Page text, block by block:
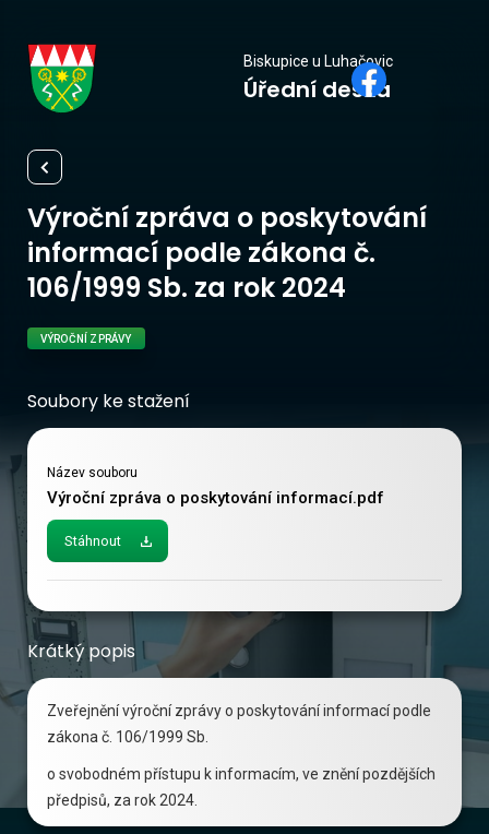
Biskupice u Luhačovic
Úřední deska
Výroční zpráva o poskytování
informací podle zákona č.
106/1999 Sb. za rok 2024
VÝROČNÍ ZPRÁVY
Soubory ke stažení
Název souboru
Výroční zpráva o poskytování informací.pdf
Stáhnout
Krátký popis
Zveřejnění výroční zprávy o poskytování informací podle
zákona č. 106/1999 Sb.
o svobodném přístupu k informacím, ve znění pozdějších
předpisů, za rok 2024.